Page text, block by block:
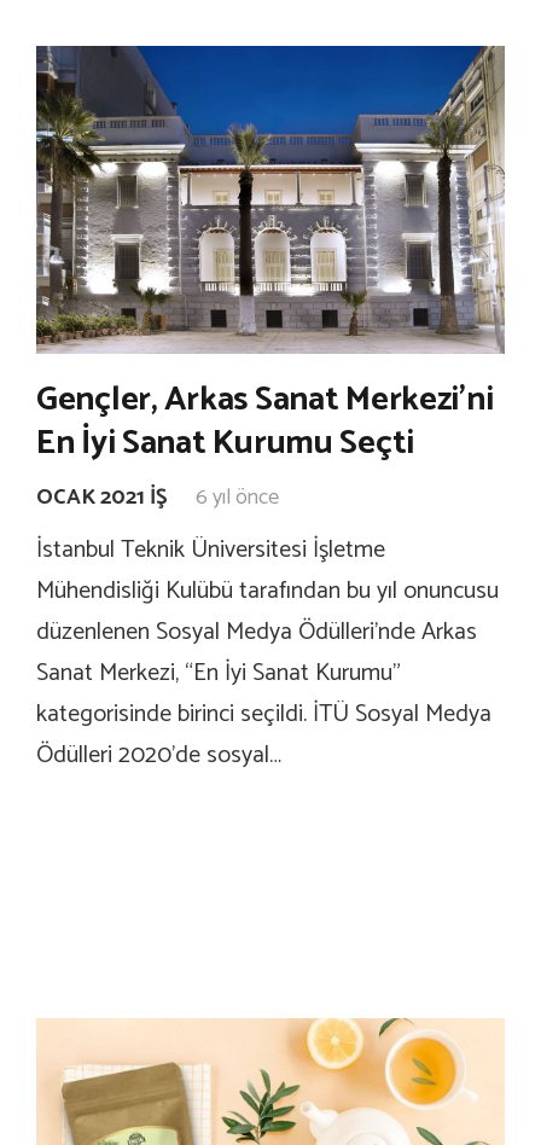
Gençler, Arkas Sanat Merkezi’ni
En İyi Sanat Kurumu Seçti
OCAK 2021 İŞ 6 yıl önce
İstanbul Teknik Üniversitesi İşletme
Mühendisliği Kulübü tarafından bu yıl onuncusu
düzenlenen Sosyal Medya Ödülleri’nde Arkas
Sanat Merkezi, “En İyi Sanat Kurumu”
kategorisinde birinci seçildi. İTÜ Sosyal Medya
Ödülleri 2020’de sosyal…